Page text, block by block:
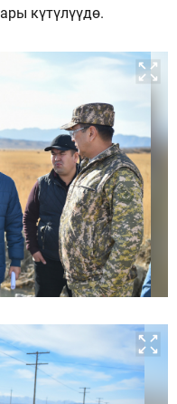
күтүлүүдө.